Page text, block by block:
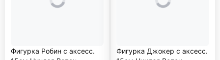
Фигурка Робин с аксесс.
Фигурка Джокер с аксесс.